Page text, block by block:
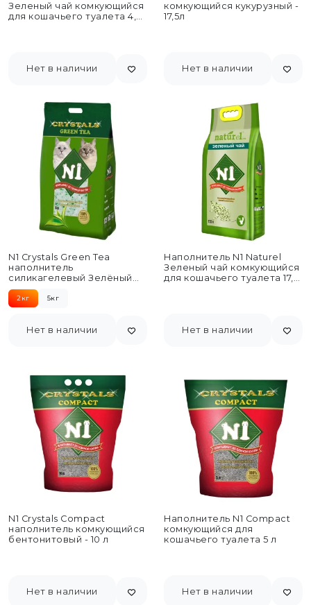
Зеленый чай комкующийся
для кошачьего туалета 4,5
Нет в наличии
комкующийся кукурузный -
17,5л
Нет в наличии
N1 Crystals Green Tea
наполнитель
силикагелевый Зелёный
чай - 5 л
2кг 5кг
Нет в наличии
Наполнитель N1 Naturel
Зеленый чай комкующийся
для кошачьего туалета 17,5
Нет в наличии
N1 Crystals Compact
наполнитель комкующийся
бентонитовый - 10 л
Нет в наличии
Наполнитель N1 Compact
комкующийся для
кошачьего туалета 5 л
Нет в наличии